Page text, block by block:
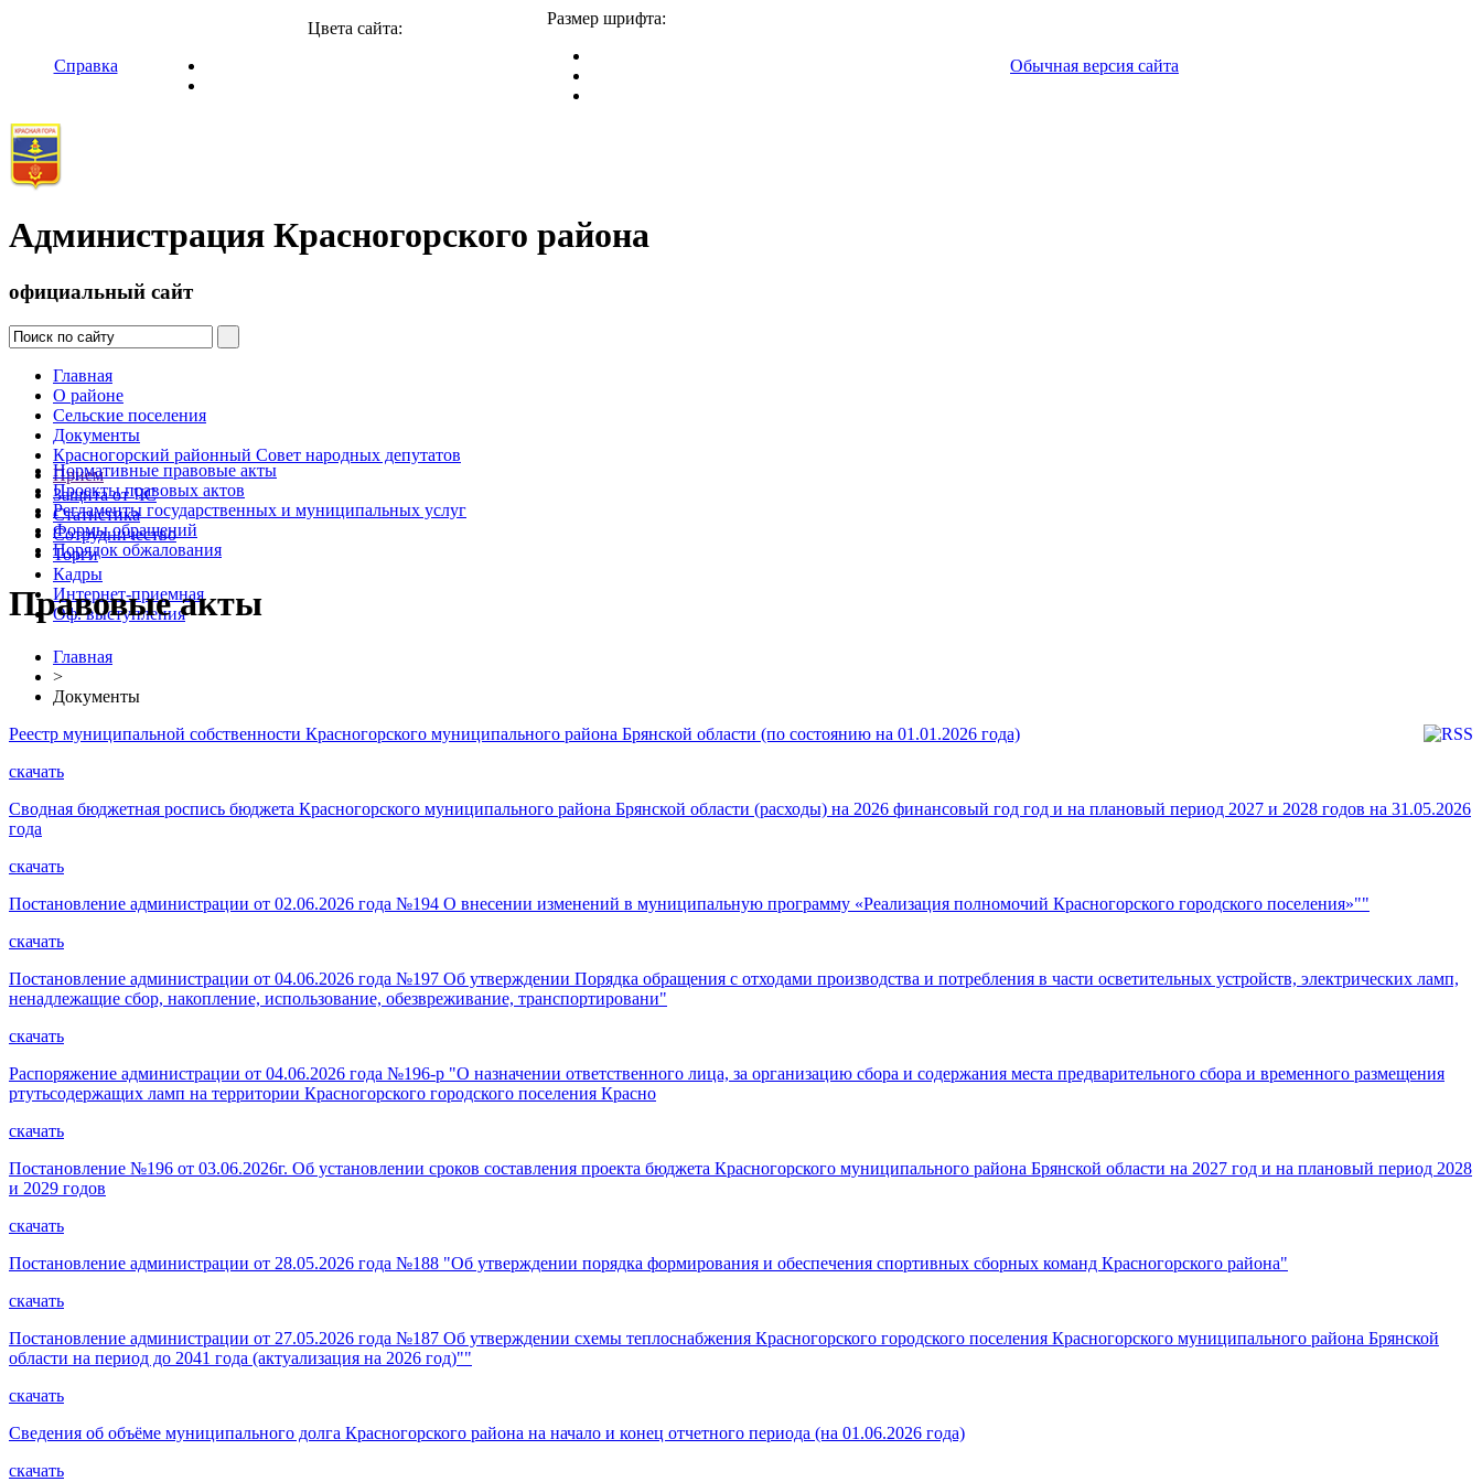
Справка
Цвета сайта:
Размер шрифта:
Обычная версия сайта
Администрация Красногорского района
официальный сайт
Главная
О районе
Сельские поселения
Документы
Красногорский районный Совет народных депутатов
Прием
Защита от ЧС
Статистика
Сотрудничество
Торги
Кадры
Интернет-приемная
Оф. выступления
Нормативные правовые акты
Проекты правовых актов
Регламенты государственных и муниципальных услуг
Формы обращений
Порядок обжалования
Правовые акты
Главная
>
Документы
Реестр муниципальной собственности Красногорского муниципального района Брянской области (по состоянию на 01.01.2026 года)
скачать
Сводная бюджетная роспись бюджета Красногорского муниципального района Брянской области (расходы) на 2026 финансовый год год и на плановый период 2027 и 2028 годов на 31.05.2026
года
скачать
Постановление администрации от 02.06.2026 года №194 О внесении изменений в муниципальную программу «Реализация полномочий Красногорского городского поселения»""
скачать
Постановление администрации от 04.06.2026 года №197 Об утверждении Порядка обращения с отходами производства и потребления в части осветительных устройств, электрических ламп,
ненадлежащие сбор, накопление, использование, обезвреживание, транспортировани"
скачать
Распоряжение администрации от 04.06.2026 года №196-р "О назначении ответственного лица, за организацию сбора и содержания места предварительного сбора и временного размещения
ртутьсодержащих ламп на территории Красногорского городского поселения Красно
скачать
Постановление №196 от 03.06.2026г. Об установлении сроков составления проекта бюджета Красногорского муниципального района Брянской области на 2027 год и на плановый период 2028
и 2029 годов
скачать
Постановление администрации от 28.05.2026 года №188 "Об утверждении порядка формирования и обеспечения спортивных сборных команд Красногорского района"
скачать
Постановление администрации от 27.05.2026 года №187 Об утверждении схемы теплоснабжения Красногорского городского поселения Красногорского муниципального района Брянской
области на период до 2041 года (актуализация на 2026 год)""
скачать
Сведения об объёме муниципального долга Красногорского района на начало и конец отчетного периода (на 01.06.2026 года)
скачать